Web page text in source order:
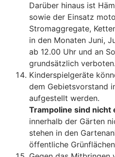
Darüber hinaus ist
sowie der Einsatz
Stromaggregate,
in den Monaten Juni,
ab 12.00 Uhr und an
grundsätzlich verboten.
Kinderspielgeräte
dem Gebietsvorstand
aufgestellt werden.
Trampoline sind nicht
innerhalb der Gärten
stehen in den
öffentliche